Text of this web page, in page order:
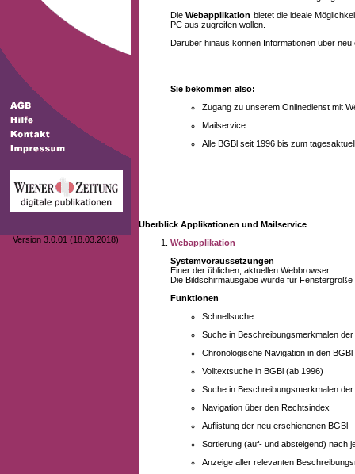
Version 3.0.01 (18.03.2018)
DieWebapplikation bietet die ideale
PC aus zugreifen wollen.
Darüber hinaus können Informationen über
Sie bekommen also:
Zugang zu unserem Onlinedienst mit
Mailservice
Alle BGBl seit 1996 bis zum
Überblick Applikationen und Mailservice
Webapplikation
Systemvoraussetzungen
Einer der üblichen, aktuellen Webbrowser.
Die Bildschirmausgabe wurde für
Funktionen
Schnellsuche
Suche in Beschreibungsmerkmalen
Chronologische Navigation in den BGBl
Volltextsuche in BGBl (ab 1996)
Suche in Beschreibungsmerkmalen
Navigation über den Rechtsindex
Auflistung der neu erschienenen BGBl
Sortierung (auf- und absteigend) nach
Anzeige aller relevanten